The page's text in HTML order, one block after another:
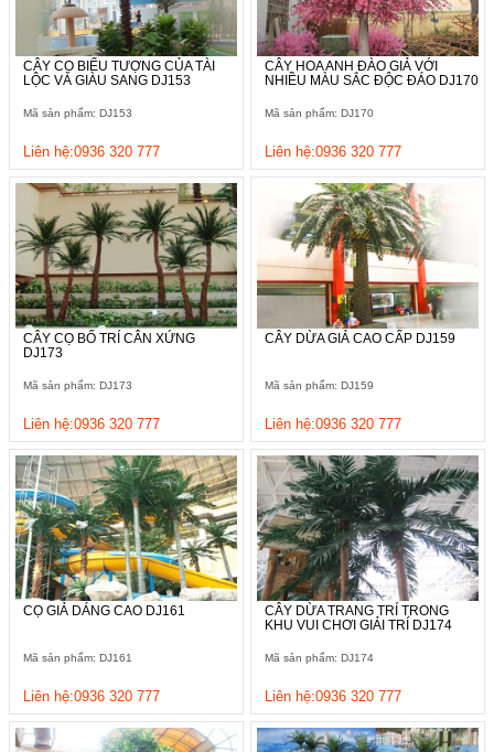
CÂY CỌ BIỂU TƯỢNG CỦA TÀI
LỘC VÀ GIÀU SANG DJ153
Mã sản phẩm: DJ153
Liên hệ:0936 320 777
CÂY HOA ANH ĐÀO GIẢ VỚI
NHIỀU MÀU SẮC ĐỘC ĐÁO DJ170
Mã sản phẩm: DJ170
Liên hệ:0936 320 777
CÂY CỌ BỐ TRÍ CÂN XỨNG
DJ173
Mã sản phẩm: DJ173
Liên hệ:0936 320 777
CÂY DỪA GIẢ CAO CẤP DJ159
Mã sản phẩm: DJ159
Liên hệ:0936 320 777
CỌ GIẢ DÁNG CAO DJ161
Mã sản phẩm: DJ161
Liên hệ:0936 320 777
CÂY DỪA TRANG TRÍ TRONG
KHU VUI CHƠI GIẢI TRÍ DJ174
Mã sản phẩm: DJ174
Liên hệ:0936 320 777